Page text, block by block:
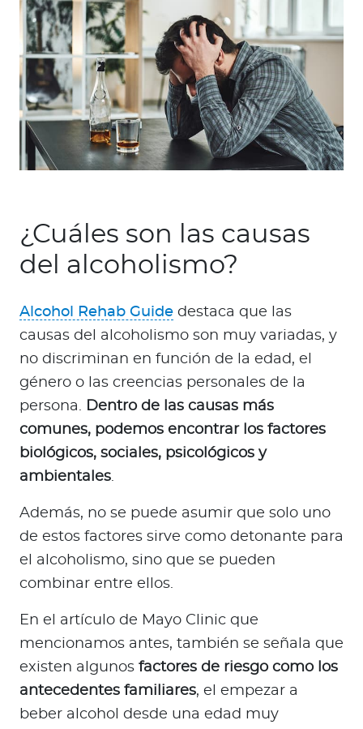
¿Cuáles son las causas
del alcoholismo?
Alcohol Rehab Guide destaca que las
causas del alcoholismo son muy variadas, y
no discriminan en función de la edad, el
género o las creencias personales de la
persona. Dentro de las causas más
comunes, podemos encontrar los factores
biológicos, sociales, psicológicos y
ambientales.
Además, no se puede asumir que solo uno
de estos factores sirve como detonante para
el alcoholismo, sino que se pueden
combinar entre ellos.
En el artículo de Mayo Clinic que
mencionamos antes, también se señala que
existen algunos factores de riesgo como los
antecedentes familiares, el empezar a
beber alcohol desde una edad muy